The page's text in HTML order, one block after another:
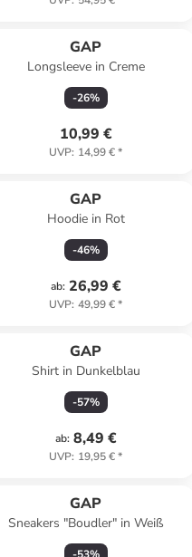
GAP
Longsleeve in Creme
-26%
10,99 €
UVP: 14,99 €*
GAP
Hoodie in Rot
-46%
ab: 26,99 €
UVP: 49,99 €*
GAP
Shirt in Dunkelblau
-57%
ab: 8,49 €
UVP: 19,95 €*
GAP
Sneakers "Boudler" in Weiß